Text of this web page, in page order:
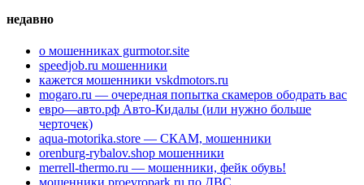
недавно
о мошенниках gurmotor.site
speedjob.ru мошенники
кажется мошенники vskdmotors.ru
mogaro.ru — очередная попытка скамеров ободрать вас
евро—авто.рф Авто-Кидалы (или нужно больше
черточек)
aqua-motorika.store — СКАМ, мошенники
orenburg-rybalov.shop мошенники
merrell-thermo.ru — мошенники, фейк обувь!